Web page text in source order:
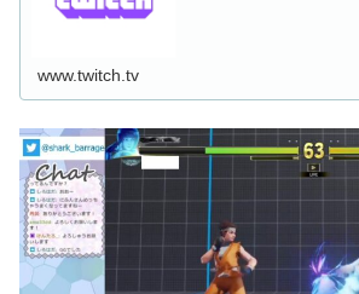
www.twitch.tv